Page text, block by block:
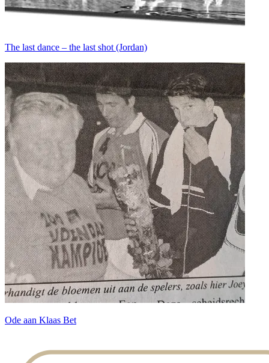
The last dance – the last shot (Jordan)
Ode aan Klaas Bet